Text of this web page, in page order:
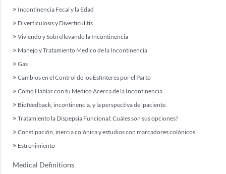
Incontinencia Fecal y la Edad
Diverticulosis y Diverticulitis
Viviendo y Sobrellevando la Incontinencia
Manejo y Tratamiento Medico de la Incontinencia
Gas
Cambios en el Control de los Esfínteres por el Parto
Como Hablar con tu Medico Acerca de la Incontinencia
Biofeedback, incontinencia, y la perspectiva del paciente.
Tratamiento la Dispepsia Funcional: Cuáles son sus opciones?
Constipación, inercia colónica y estudios con marcadores colónicos
Estrenimiento
Medical Definitions